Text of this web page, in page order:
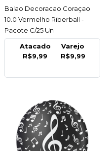
RIBERBALL
Balao Decoracao
Coraçao 10.0 Vermelho
Riberball - Pacote C/25
COMPRAR
COMPARAR
LISTA DE DESEJO
ACESSAR
Balao Decoracao Coraçao
10.0 Vermelho Riberball -
Pacote C/25 Un
Atacado
R$9,99
Varejo
R$9,99